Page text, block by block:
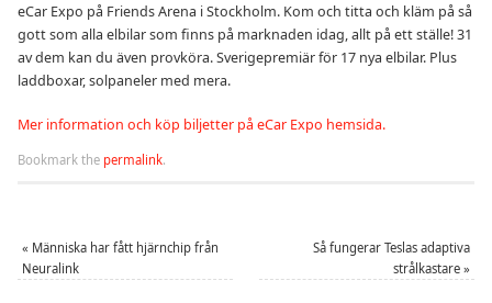
eCar Expo på Friends Arena i Stockholm. Kom och titta och kläm på så
gott som alla elbilar som finns på marknaden idag, allt på ett ställe! 31
av dem kan du även provköra. Sverigepremiär för 17 nya elbilar. Plus
laddboxar, solpaneler med mera.
Mer information och köp biljetter på eCar Expo hemsida.
Bookmark the permalink.
« Människa har fått hjärnchip från
Neuralink
Så fungerar Teslas adaptiva
strålkastare »